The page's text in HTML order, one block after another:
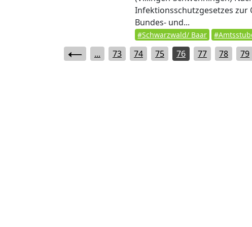
Infektionsschutzgesetzes zur
Bundes- und...
#Schwarzwald/ Baar
... 73 74 75 76 77 78 79